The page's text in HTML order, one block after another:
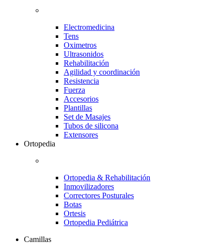
Electromedicina
Tens
Oximetros
Ultrasonidos
Rehabilitación
Agilidad y coordinación
Resistencia
Fuerza
Accesorios
Plantillas
Set de Masajes
Tubos de silicona
Extensores
Ortopedia
Ortopedia & Rehabilitación
Inmovilizadores
Correctores Posturales
Botas
Ortesis
Ortopedia Pediátrica
Camillas